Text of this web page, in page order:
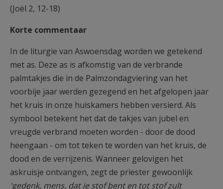
(Joël 2, 12-18)
Korte commentaar
In de liturgie van Aswoensdag worden we getekend
met as. Deze as is afkomstig van de verbrande
palmtakjes die in de Palmzondagviering van het
voorbije jaar werden gezegend en het afgelopen jaar
het kruis in onze huiskamers hebben versierd. Als
symbool betekent het dat de takjes van jubel en
vreugde verbrand moeten worden - door de dood
heengaan - om tot teken te worden van het kruis, de
dood en de verrijzenis. Wanneer gelovigen het
askruisje ontvangen, zegt de priester gewoonlijk
'gedenk, mens, dat je stof bent en tot stof zult